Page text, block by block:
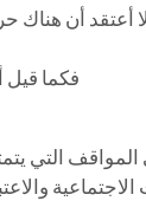
أعتقد أن
فكما
التي
الاجتماعية